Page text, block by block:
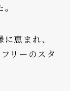
恵まれ、
リーのスタ